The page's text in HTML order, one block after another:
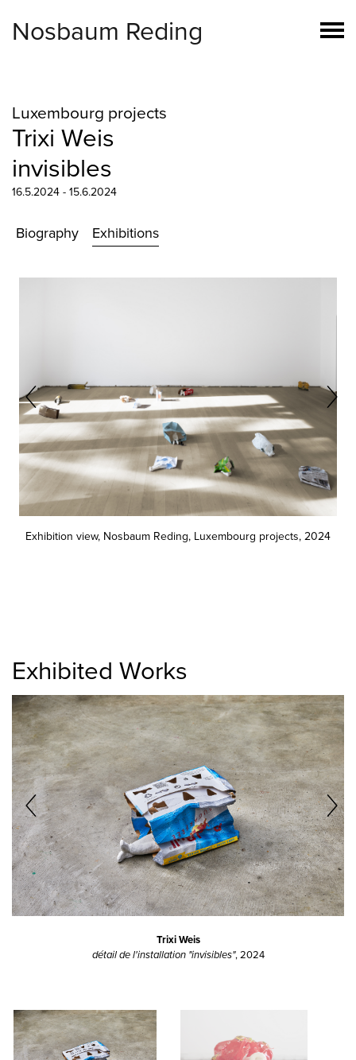
Nosbaum Reding
Luxembourg projects
Trixi Weis
invisibles
16.5.2024 - 15.6.2024
Biography Exhibitions
Exhibition view, Nosbaum Reding, Luxembourg projects, 2024
Exhibited Works
Trixi Weis
détail de l'installation "invisibles", 2024